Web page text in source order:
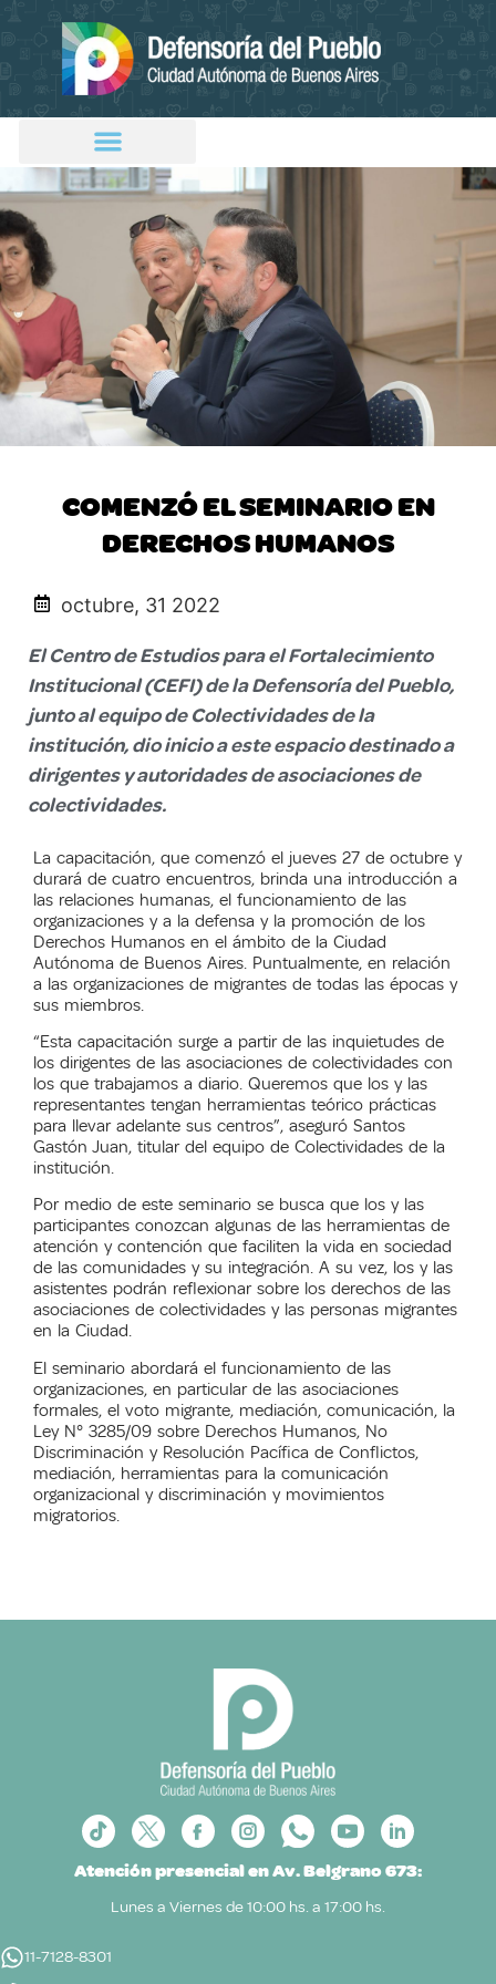
COMENZÓ EL SEMINARIO EN
DERECHOS HUMANOS
octubre, 31 2022
El Centro de Estudios para el Fortalecimiento
Institucional (CEFI) de la Defensoría del Pueblo,
junto al equipo de Colectividades de la
institución, dio inicio a este espacio destinado a
dirigentes y autoridades de asociaciones de
colectividades.
La capacitación, que comenzó el jueves 27 de octubre y
durará de cuatro encuentros, brinda una introducción a
las relaciones humanas, el funcionamiento de las
organizaciones y a la defensa y la promoción de los
Derechos Humanos en el ámbito de la Ciudad
Autónoma de Buenos Aires. Puntualmente, en relación
a las organizaciones de migrantes de todas las épocas y
sus miembros.
“Esta capacitación surge a partir de las inquietudes de
los dirigentes de las asociaciones de colectividades con
los que trabajamos a diario. Queremos que los y las
representantes tengan herramientas teórico prácticas
para llevar adelante sus centros”, aseguró Santos
Gastón Juan, titular del equipo de Colectividades de la
institución.
Por medio de este seminario se busca que los y las
participantes conozcan algunas de las herramientas de
atención y contención que faciliten la vida en sociedad
de las comunidades y su integración. A su vez, los y las
asistentes podrán reflexionar sobre los derechos de las
asociaciones de colectividades y las personas migrantes
en la Ciudad.
El seminario abordará el funcionamiento de las
organizaciones, en particular de las asociaciones
formales, el voto migrante, mediación, comunicación, la
Ley N° 3285/09 sobre Derechos Humanos, No
Discriminación y Resolución Pacífica de Conflictos,
mediación, herramientas para la comunicación
organizacional y discriminación y movimientos
migratorios.
Atención presencial en Av. Belgrano 673:
Lunes a Viernes de 10:00 hs. a 17:00 hs.
11-7128-8301